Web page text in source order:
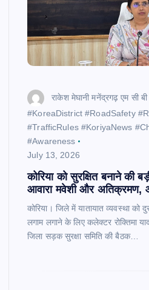
राकेश मेघानी मनेंद्रगढ़ एम सी बी
​#KoreaDistrict #RoadSafety
#TrafficRules #KoriyaNews
#Awareness
July 13, 2026
कोरिया को सुरक्षित बनाने की
आवारा मवेशी और
कोरिया। जिले में यातायात व्यवस्था
लगाम लगाने के लिए कलेक्टर रोक्तिमा
जिला सड़क सुरक्षा समिति की बैठक…